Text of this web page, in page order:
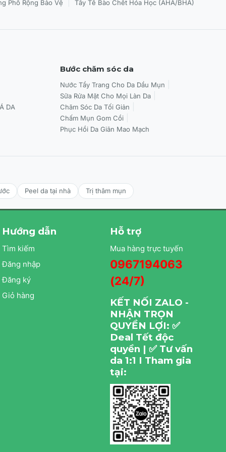
Phổ Rộng Bảo Vệ Tẩy Tế Bào Chết Hóa Học (AHA/BHA)
DA
Bước chăm sóc da
Nước Tẩy Trang Cho Da Dầu Mụn
Sữa Rửa Mặt Cho Mọi Làn Da
Chăm Sóc Da Tối Giản
Chấm Mụn Gom Cồi
Phục Hồi Da Giãn Mao Mạch
Peel da tại nhà Trị thâm mụn
Hướng dẫn
Tìm kiếm
Đăng nhập
Đăng ký
Giỏ hàng
Hỗ trợ
Mua hàng trực tuyến
0967194063
(24/7)
KẾT NỐI ZALO -
NHẬN TRỌN
QUYỀN LỢI: ✅
Deal Tết độc
quyền | ✅ Tư vấn
da 1:1 I Tham gia
tại: